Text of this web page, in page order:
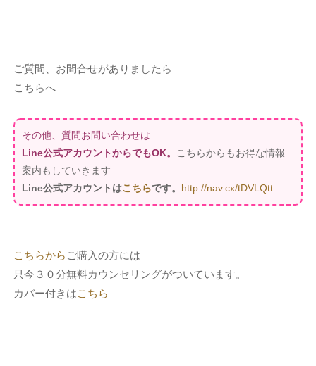
ご質問、お問合せがありましたら
こちらへ
その他、質問お問い合わせは
Line公式アカウントからでもOK。 こちらからもお得な情報
案内もしていきます
Line公式アカウントはこちらです。 http://nav.cx/tDVLQtt
こちらから ご購入の方には
只今３０分無料カウンセリングがついています。
カバー付きはこちら